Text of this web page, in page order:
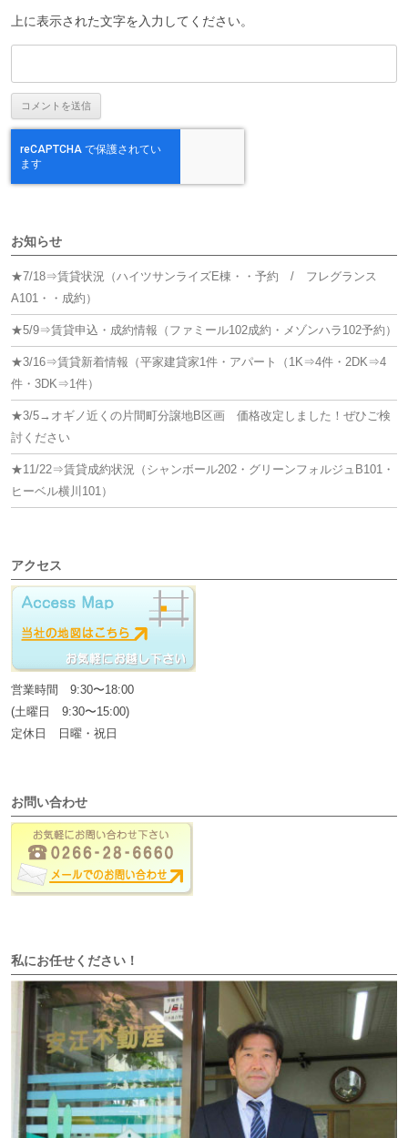
上に表示された文字を入力してください。
お知らせ
★7/18⇒賃貸状況（ハイツサンライズE棟・・予約 / フレグランス
A101・・成約）
★5/9⇒賃貸申込・成約情報（ファミール102成約・メゾンハラ102予約）
★3/16⇒賃貸新着情報（平家建貸家1件・アパート（1K⇒4件・2DK⇒4
件・3DK⇒1件）
★3/5→オギノ近くの片間町分譲地B区画 価格改定しました！ぜひご検
討ください
★11/22⇒賃貸成約状況（シャンボール202・グリーンフォルジュB101・
ヒーベル横川101）
アクセス
営業時間 9:30〜18:00
(土曜日 9:30〜15:00)
定休日 日曜・祝日
お問い合わせ
私にお任せください！